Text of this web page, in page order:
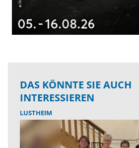
DAS KÖNNTE SIE AUCH
INTERESSIEREN
LUSTHEIM